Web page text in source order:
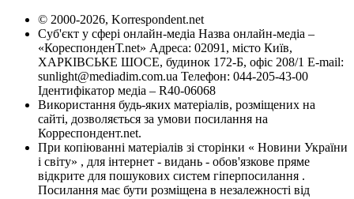
© 2000-2026, Korrespondent.net
Суб'єкт у сфері онлайн-медіа Назва онлайн-медіа –
«КореспонденТ.net» Адреса: 02091, місто Київ,
ХАРКІВСЬКЕ ШОСЕ, будинок 172-Б, офіс 208/1 E-mail:
sunlight@mediadim.com.ua Телефон: 044-205-43-00
Ідентифікатор медіа – R40-06068
Використання будь-яких матеріалів, розміщених на
сайті, дозволяється за умови посилання на
Корреспондент.net.
При копіюванні матеріалів зі сторінки « Новини України
і світу» , для інтернет - видань - обов'язкове пряме
відкрите для пошукових систем гіперпосилання .
Посилання має бути розміщена в незалежності від